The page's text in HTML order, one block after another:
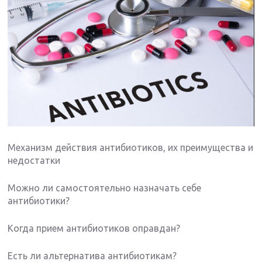
Механизм действия антибиотиков, их преимущества и
недостатки
Можно ли самостоятельно назначать себе
антибиотики?
Когда прием антибиотиков оправдан?
Есть ли альтернатива антибиотикам?